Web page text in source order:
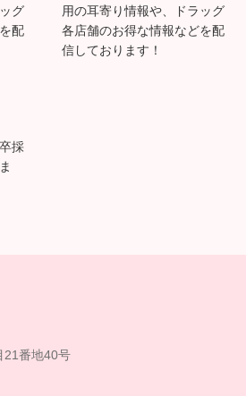
グ
配
用の耳寄り情報や、ドラッグ
各店舗のお得な情報などを配
信しております！
採
21番地40号